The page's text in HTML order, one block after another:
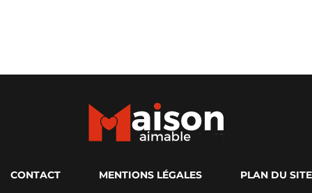
CONTACT MENTIONS LÉGALES PLAN DU SITE